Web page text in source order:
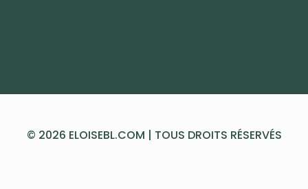
© 2026 ELOISEBL.COM | TOUS DROITS RÉSERVÉS